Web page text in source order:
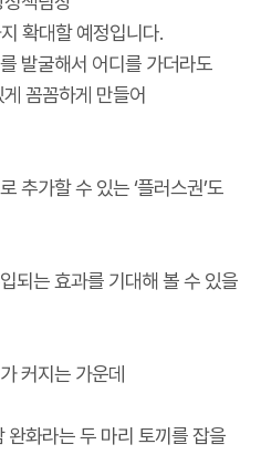
확대할 예정입니다.
발굴해서 어디를 가더라도
꼼꼼하게 만들어
추가할 수 있는 ‘플러스권’도
되는 효과를 기대해 볼 수 있을
커지는 가운데
완화라는 두 마리 토끼를 잡을